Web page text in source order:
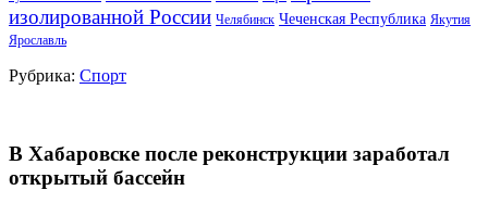
изолированной России Челябинск Чеченская Республика Якутия
Ярославль
Рубрика: Спорт
В Хабаровске после реконструкции заработал
открытый бассейн